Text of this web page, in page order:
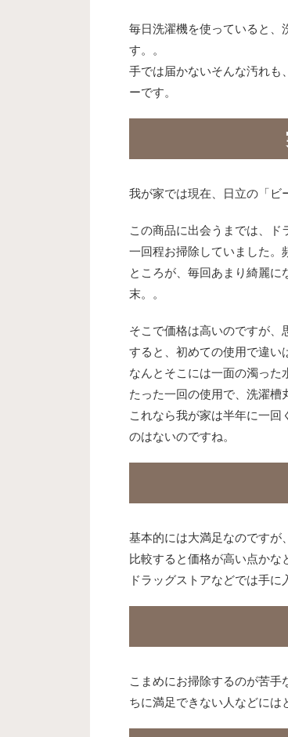
毎日洗濯機を使っていると、
す。。
手では届かないそんな汚れも
ーです。
我が家では現在、日立の「ビ
この商品に出会うまでは、
一回程お掃除していました。
ところが、毎回あまり綺麗
末。。
そこで価格は高いのですが、
すると、初めての使用で違い
なんとそこには一面の濁った
たった一回の使用で、洗濯槽
これなら我が家は半年に一
のはないのですね。
基本的には大満足なのですが
比較すると価格が高い点かな
ドラッグストアなどでは手に
こまめにお掃除するのが苦
ちに満足できない人などには